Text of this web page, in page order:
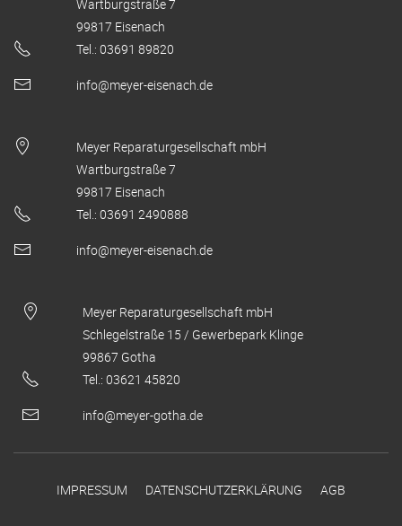
Wartburgstraße 7
99817 Eisenach
Tel.: 03691 89820
info@meyer-eisenach.de
Meyer Reparaturgesellschaft mbH
Wartburgstraße 7
99817 Eisenach
Tel.: 03691 2490888
info@meyer-eisenach.de
Meyer Reparaturgesellschaft mbH
Schlegelstraße 15 / Gewerbepark Klinge
99867 Gotha
Tel.: 03621 45820
info@meyer-gotha.de
IMPRESSUM DATENSCHUTZERKLÄRUNG AGB